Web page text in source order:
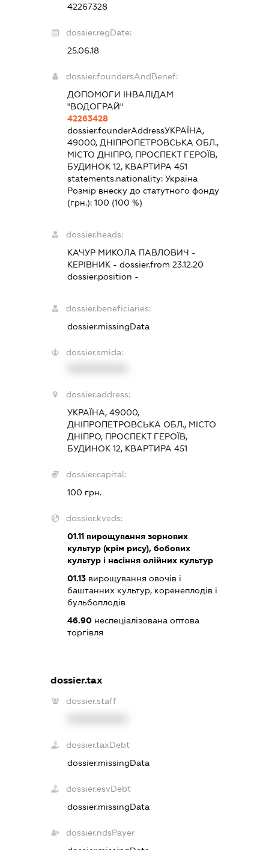
42267328
dossier.regDate:
25.06.18
dossier.foundersAndBenef:
ДОПОМОГИ ІНВАЛІДАМ
"ВОДОГРАЙ"
42263428
dossier.founderAddressУКРАЇНА,
49000, ДНІПРОПЕТРОВСЬКА ОБЛ.,
МІСТО ДНІПРО, ПРОСПЕКТ ГЕРОЇВ,
БУДИНОК 12, КВАРТИРА 451
statements.nationality: Україна
Розмір внеску до статутного фонду
(грн.): 100 (100 %)
dossier.heads:
КАЧУР МИКОЛА ПАВЛОВИЧ -
КЕРІВНИК- dossier.from 23.12.20
dossier.position -
dossier.beneficiaries:
dossier.missingData
dossier.smida:
dossier.address:
УКРАЇНА, 49000,
ДНІПРОПЕТРОВСЬКА ОБЛ., МІСТО
ДНІПРО, ПРОСПЕКТ ГЕРОЇВ,
БУДИНОК 12, КВАРТИРА 451
dossier.capital:
100 грн.
dossier.kveds:
01.11вирощування зернових
культур (крім рису), бобових
культур і насіння олійних культур
01.13вирощування овочів і
баштанних культур, коренеплодів і
бульбоплодів
46.90неспеціалізована оптова
торгівля
dossier.tax
dossier.staff
dossier.taxDebt
dossier.missingData
dossier.esvDebt
dossier.missingData
dossier.ndsPayer